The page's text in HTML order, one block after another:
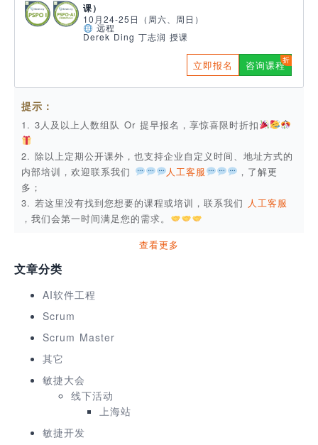
课）
10月24-25日（周六、周日）
远程
Derek Ding 丁志润 授课
立即报名 咨询课程
提示：
1. 3人及以上人数组队 Or 提早报名，享惊喜限时折扣
2. 除以上定期公开课外，也支持企业自定义时间、地址方式的
内部培训，欢迎联系我们
人工客服
，了解更
多；
3. 若这里没有找到您想要的课程或培训，联系我们 人工客服
，我们会第一时间满足您的需求。
查看更多
文章分类
AI软件工程
Scrum
Scrum Master
其它
敏捷大会
线下活动
上海站
敏捷开发